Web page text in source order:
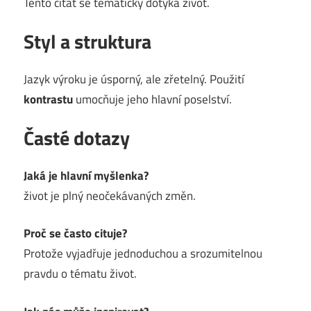
Styl a struktura
Jazyk výroku je úsporný, ale zřetelný. Použití
kontrastuumocňuje jeho hlavní poselství.
Časté dotazy
Jaká je hlavní myšlenka?
život je plný neočekávaných změn.
Proč se často cituje?
Protože vyjadřuje jednoduchou a srozumitelnou
pravdu o tématu život.